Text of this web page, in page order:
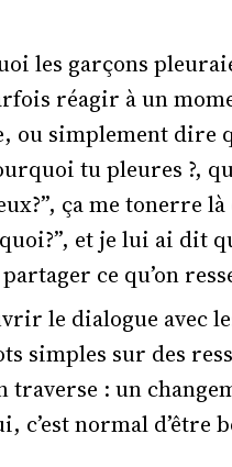
les garçons
réagir à un
simplement dire
tu pleures ?,
ça me tonerre là
et je lui ai dit
ce qu’on
le dialogue avec
simples sur des
: un
normal d’être